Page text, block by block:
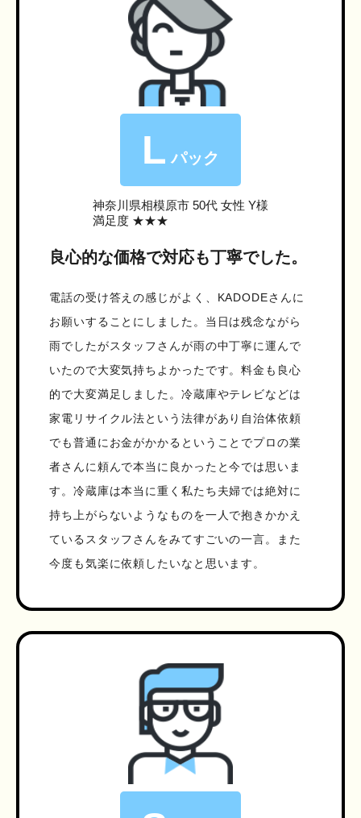
L パック
神奈川県相模原市 50代 女性 Y様
満足度 ★★★
良心的な価格で対応も丁寧でした。
電話の受け答えの感じがよく、KADODEさんに
お願いすることにしました。当日は残念ながら
雨でしたがスタッフさんが雨の中丁寧に運んで
いたので大変気持ちよかったです。料金も良心
的で大変満足しました。冷蔵庫やテレビなどは
家電リサイクル法という法律があり自治体依頼
でも普通にお金がかかるということでプロの業
者さんに頼んで本当に良かったと今では思いま
す。冷蔵庫は本当に重く私たち夫婦では絶対に
持ち上がらないようなものを一人で抱きかかえ
ているスタッフさんをみてすごいの一言。また
今度も気楽に依頼したいなと思います。